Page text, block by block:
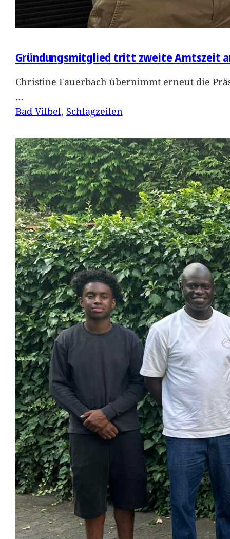
Gründungsmitglied tritt zweite Amtszeit
Christine Fauerbach übernimmt erneut die
…
Bad Vilbel, Schlagzeilen